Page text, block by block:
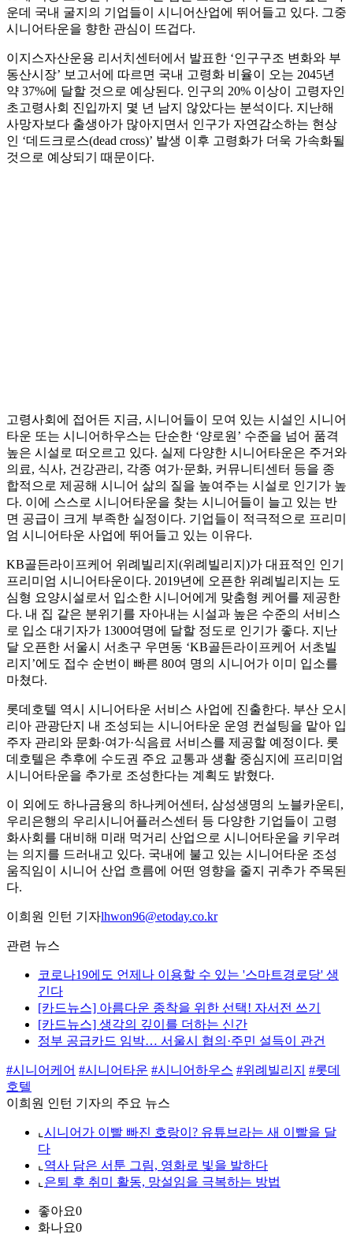
운데 국내 굴지의 기업들이 시니어산업에 뛰어들고 있다. 그중
시니어타운을 향한 관심이 뜨겁다.
이지스자산운용 리서치센터에서 발표한 ‘인구구조 변화와 부
동산시장’ 보고서에 따르면 국내 고령화 비율이 오는 2045년
약 37%에 달할 것으로 예상된다. 인구의 20% 이상이 고령자인
초고령사회 진입까지 몇 년 남지 않았다는 분석이다. 지난해
사망자보다 출생아가 많아지면서 인구가 자연감소하는 현상
인 ‘데드크로스(dead cross)’ 발생 이후 고령화가 더욱 가속화될
것으로 예상되기 때문이다.
고령사회에 접어든 지금, 시니어들이 모여 있는 시설인 시니어
타운 또는 시니어하우스는 단순한 ‘양로원’ 수준을 넘어 품격
높은 시설로 떠오르고 있다. 실제 다양한 시니어타운은 주거와
의료, 식사, 건강관리, 각종 여가·문화, 커뮤니티센터 등을 종
합적으로 제공해 시니어 삶의 질을 높여주는 시설로 인기가 높
다. 이에 스스로 시니어타운을 찾는 시니어들이 늘고 있는 반
면 공급이 크게 부족한 실정이다. 기업들이 적극적으로 프리미
엄 시니어타운 사업에 뛰어들고 있는 이유다.
KB골든라이프케어 위례빌리지(위례빌리지)가 대표적인 인기
프리미엄 시니어타운이다. 2019년에 오픈한 위례빌리지는 도
심형 요양시설로서 입소한 시니어에게 맞춤형 케어를 제공한
다. 내 집 같은 분위기를 자아내는 시설과 높은 수준의 서비스
로 입소 대기자가 1300여명에 달할 정도로 인기가 좋다. 지난
달 오픈한 서울시 서초구 우면동 ‘KB골든라이프케어 서초빌
리지’에도 접수 순번이 빠른 80여 명의 시니어가 이미 입소를
마쳤다.
롯데호텔 역시 시니어타운 서비스 사업에 진출한다. 부산 오시
리아 관광단지 내 조성되는 시니어타운 운영 컨설팅을 맡아 입
주자 관리와 문화·여가·식음료 서비스를 제공할 예정이다. 롯
데호텔은 추후에 수도권 주요 교통과 생활 중심지에 프리미엄
시니어타운을 추가로 조성한다는 계획도 밝혔다.
이 외에도 하나금융의 하나케어센터, 삼성생명의 노블카운티,
우리은행의 우리시니어플러스센터 등 다양한 기업들이 고령
화사회를 대비해 미래 먹거리 산업으로 시니어타운을 키우려
는 의지를 드러내고 있다. 국내에 불고 있는 시니어타운 조성
움직임이 시니어 산업 흐름에 어떤 영향을 줄지 귀추가 주목된
다.
이희원 인턴 기자lhwon96@etoday.co.kr
관련 뉴스
코로나19에도 언제나 이용할 수 있는 '스마트경로당' 생
긴다
[카드뉴스] 아름다운 종착을 위한 선택! 자서전 쓰기
[카드뉴스] 생각의 깊이를 더하는 신간
정부 공급카드 임박… 서울시 협의·주민 설득이 관건
#시니어케어 #시니어타운 #시니어하우스 #위례빌리지 #롯데
호텔
이희원 인턴 기자의 주요 뉴스
⌞ 시니어가 이빨 빠진 호랑이? 유튜브라는 새 이빨을 달
다
⌞ 역사 담은 서툰 그림, 영화로 빛을 발하다
⌞ 은퇴 후 취미 활동, 망설임을 극복하는 방법
좋아요0
화나요0